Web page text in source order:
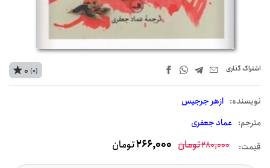
اشتراک‌ گذاری
نويسنده: ازهر جرجیس
مترجم: عماد جعفری
0 (0)
قیمت: 280,000تومان 266,000تومان